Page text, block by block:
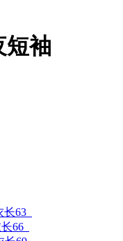
短袖
长63
66